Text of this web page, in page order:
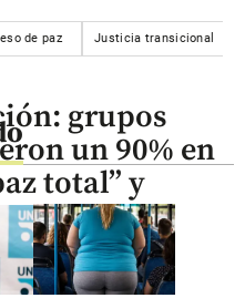
de paz Justicia transicional
grupos
un 90% en
total” y
la Paz (FIP)